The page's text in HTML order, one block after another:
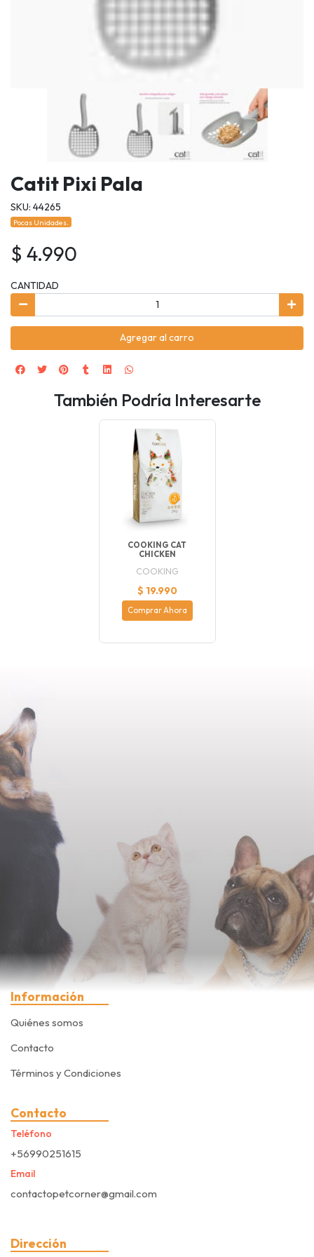
Catit Pixi Pala
SKU: 44265
Pocas Unidades.
$ 4.990
CANTIDAD
Agregar al carro
También Podría Interesarte
COOKING CAT
CHICKEN
COOKING
$ 19.990
Comprar Ahora
Información
Quiénes somos
Contacto
Términos y Condiciones
Contacto
Teléfono
+56990251615
Email
contactopetcorner@gmail.com
Dirección